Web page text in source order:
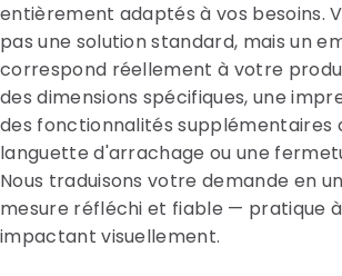
entièrement adaptés à vos besoins.
pas une solution standard, mais un
correspond réellement à votre
des dimensions spécifiques, une
des fonctionnalités supplémentaires
languette d'arrachage ou une
Nous traduisons votre demande en
mesure réfléchi et fiable — pratique
impactant visuellement.